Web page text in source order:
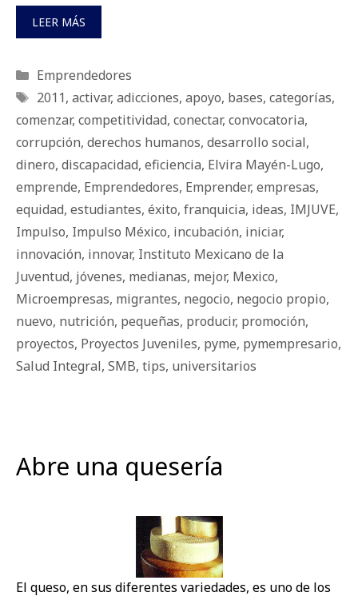
LEER MÁS
Categorías
Emprendedores
Etiquetas
2011, activar, adicciones, apoyo, bases, categorías,
comenzar, competitividad, conectar, convocatoria,
corrupción, derechos humanos, desarrollo social,
dinero, discapacidad, eficiencia, Elvira Mayén-Lugo,
emprende, Emprendedores, Emprender, empresas,
equidad, estudiantes, éxito, franquicia, ideas, IMJUVE,
Impulso, Impulso México, incubación, iniciar,
innovación, innovar, Instituto Mexicano de la
Juventud, jóvenes, medianas, mejor, Mexico,
Microempresas, migrantes, negocio, negocio propio,
nuevo, nutrición, pequeñas, producir, promoción,
proyectos, Proyectos Juveniles, pyme, pymempresario,
Salud Integral, SMB, tips, universitarios
Abre una quesería
El queso, en sus diferentes variedades, es uno de los